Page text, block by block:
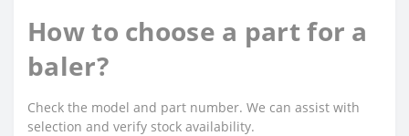
How to choose a part for a
baler?
Check the model and part number. We can assist with
selection and verify stock availability.